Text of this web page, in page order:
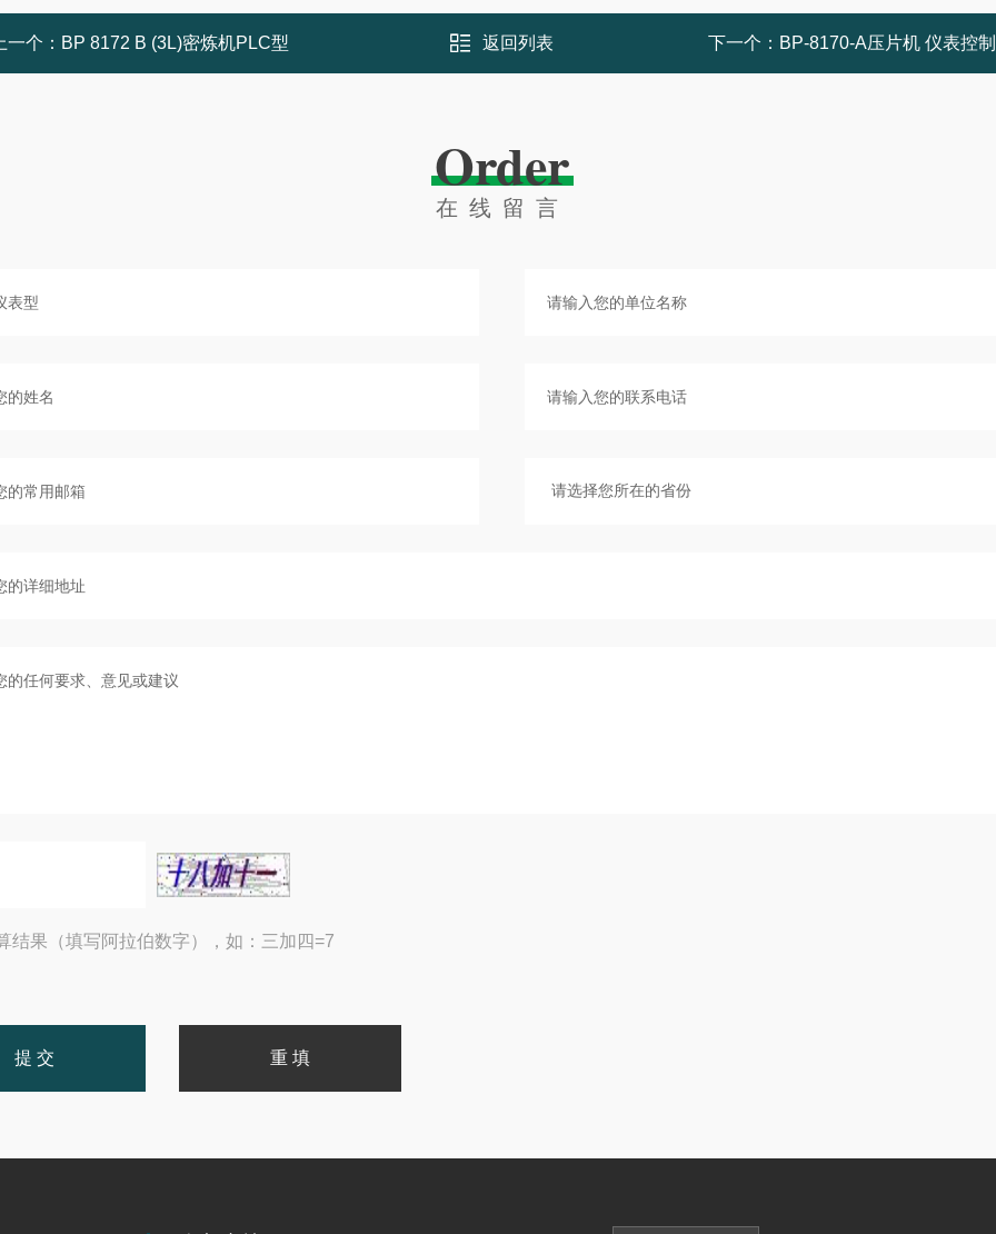
一个： BP 8172 B (3L)密炼机PLC型 返回列表 下一个： BP-8170-A压片机 仪表控
Order
在线留言
结果（填写阿拉伯数字），如：三加四=7